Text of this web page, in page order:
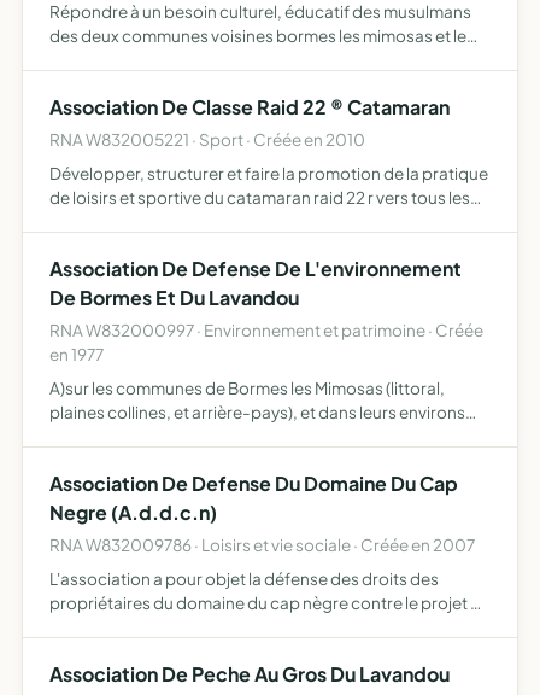
Répondre à un besoin culturel, éducatif des musulmans
des deux communes voisines bormes les mimosas et le
Association De Classe Raid 22 ® Catamaran
RNA W832005221 · Sport · Créée en 2010
Développer, structurer et faire la promotion de la pratique
de loisirs et sportive du catamaran raid 22 r vers tous les
Association De Defense De L'environnement
De Bormes Et Du Lavandou
RNA W832000997 · Environnement et patrimoine · Créée
en 1977
A)sur les communes de Bormes les Mimosas (littoral,
plaines collines, et arrière-pays), et dans leurs environs
Association De Defense Du Domaine Du Cap
Negre (A.d.d.c.n)
RNA W832009786 · Loisirs et vie sociale · Créée en 2007
L'association a pour objet la défense des droits des
propriétaires du domaine du cap nègre contre le projet de
Association De Peche Au Gros Du Lavandou